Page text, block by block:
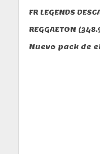
FR LEGENDS
REGGAETON
Nuevo pack de